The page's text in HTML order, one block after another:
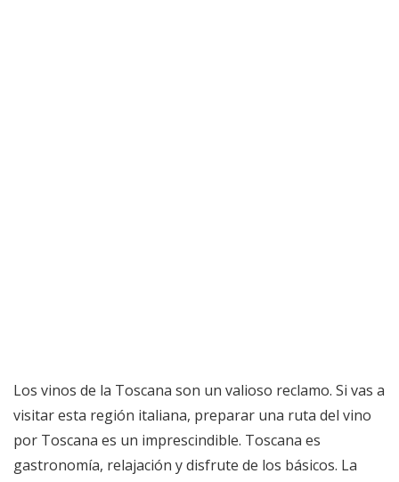
Los vinos de la Toscana son un valioso reclamo. Si vas a
visitar esta región italiana, preparar una ruta del vino
por Toscana es un imprescindible. Toscana es
gastronomía, relajación y disfrute de los básicos. La